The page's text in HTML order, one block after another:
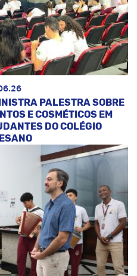
PALESTRA SOBRE
E COSMÉTICOS EM
DO COLÉGIO